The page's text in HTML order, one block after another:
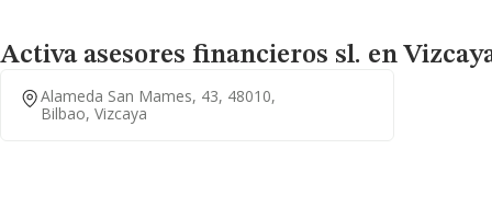
Activa asesores financieros sl. en
Alameda San Mames, 43, 48010,
Bilbao, Vizcaya